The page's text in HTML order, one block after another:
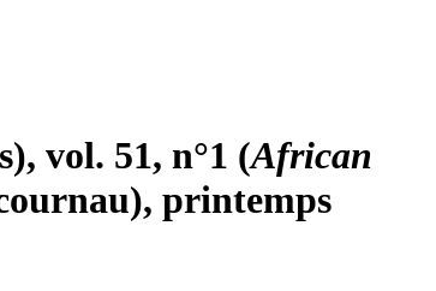
vol. 51, n°1 (African
printemps